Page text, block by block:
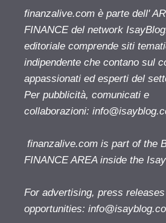
finanzalive.com è parte dell'
FINANCE del network
editoriale comprende siti
indipendente che contano sul
appassionati ed esperti del
Per pubblicità, comunicati e
collaborazioni:
finanzalive.com is part of the
FINANCE AREA inside the
For advertising, press
opportunities: